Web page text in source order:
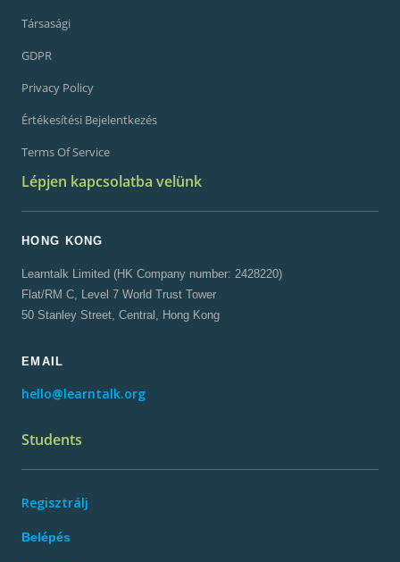
Társasági
GDPR
Privacy Policy
Értékesítési Bejelentkezés
Terms Of Service
Lépjen kapcsolatba velünk
HONG KONG
Learntalk Limited (HK Company number: 2428220)
Flat/RM C, Level 7 World Trust Tower
50 Stanley Street, Central, Hong Kong
EMAIL
hello@learntalk.org
Students
Regisztrálj
Belépés